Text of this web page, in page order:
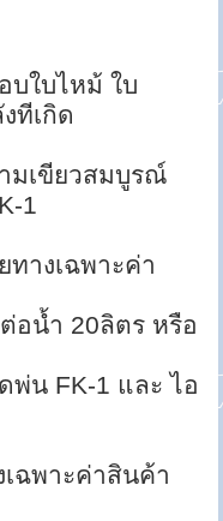
บใบไหม้ ใบ
ทีเกิด
ามเขียวสมบูรณ์
1
ทางเฉพาะค่า
อน้ำ 20ลิตร หรือ
พ่น FK-1 และ ไอ
ฉพาะค่าสินค้า